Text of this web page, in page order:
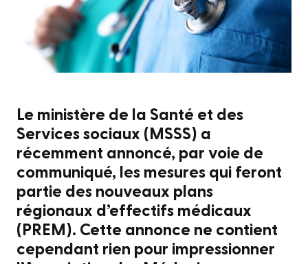
Le ministère de la Santé et des
Services sociaux (MSSS) a
récemment annoncé, par voie de
communiqué, les mesures qui feront
partie des nouveaux plans
régionaux d’effectifs médicaux
(PREM). Cette annonce ne contient
cependant rien pour impressionner